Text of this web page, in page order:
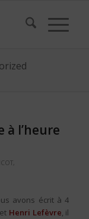
à l’heure
,
avons écrit à 4
etHenri Lefèvre, il